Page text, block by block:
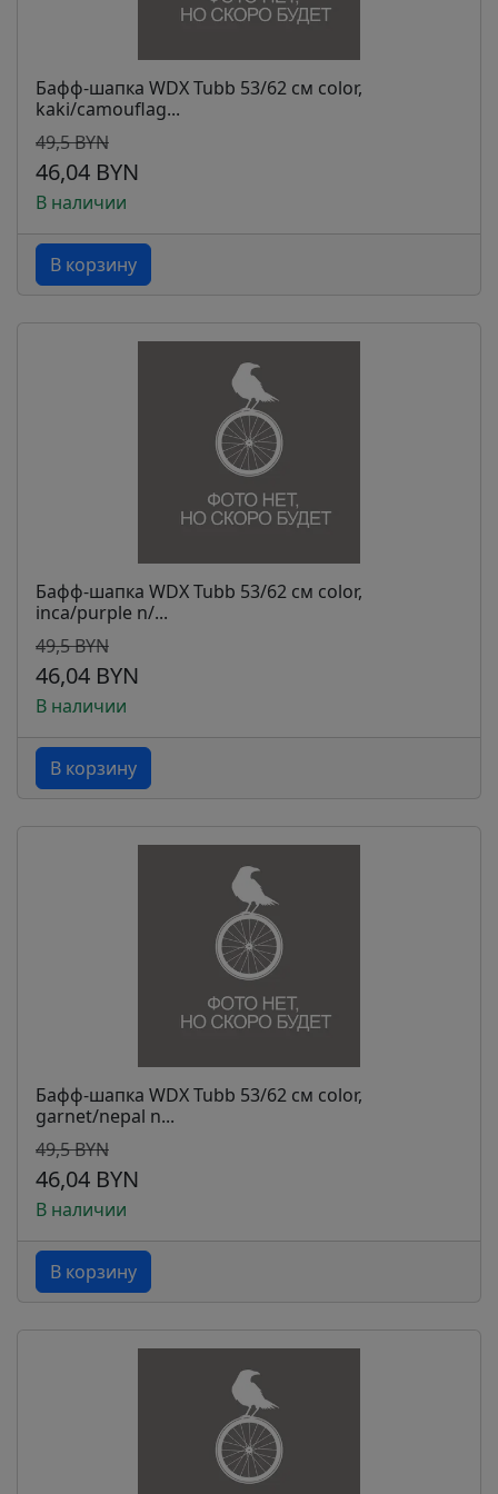
Бафф-шапка WDX Tubb 53/62 см color,
kaki/camouflag...
49,5 BYN
46,04 BYN
В наличии
В корзину
Бафф-шапка WDX Tubb 53/62 см color,
inca/purple n/...
49,5 BYN
46,04 BYN
В наличии
В корзину
Бафф-шапка WDX Tubb 53/62 см color,
garnet/nepal n...
49,5 BYN
46,04 BYN
В наличии
В корзину